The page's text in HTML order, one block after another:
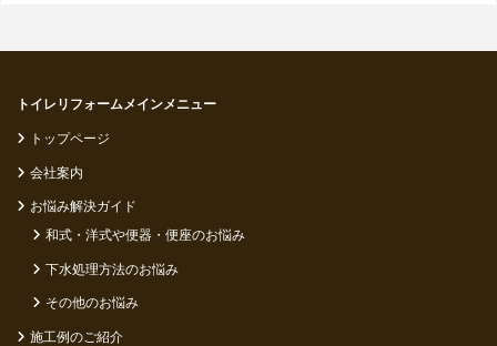
トイレリフォームメインメニュー
トップページ
会社案内
お悩み解決ガイド
和式・洋式や便器・便座のお悩み
下水処理方法のお悩み
その他のお悩み
施工例のご紹介